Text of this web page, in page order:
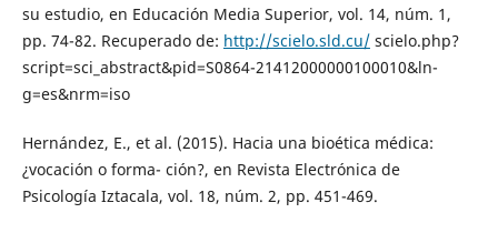
su estudio, en Educación Media Superior, vol. 14, núm. 1,
pp. 74-82. Recuperado de: http://scielo.sld.cu/scielo.php?
script=sci_abstract&pid=S0864-21412000000100010&ln-
g=es&nrm=iso
Hernández, E., et al. (2015). Hacia una bioética médica:
¿vocación o forma- ción?, en Revista Electrónica de
Psicología Iztacala, vol. 18, núm. 2, pp. 451-469.